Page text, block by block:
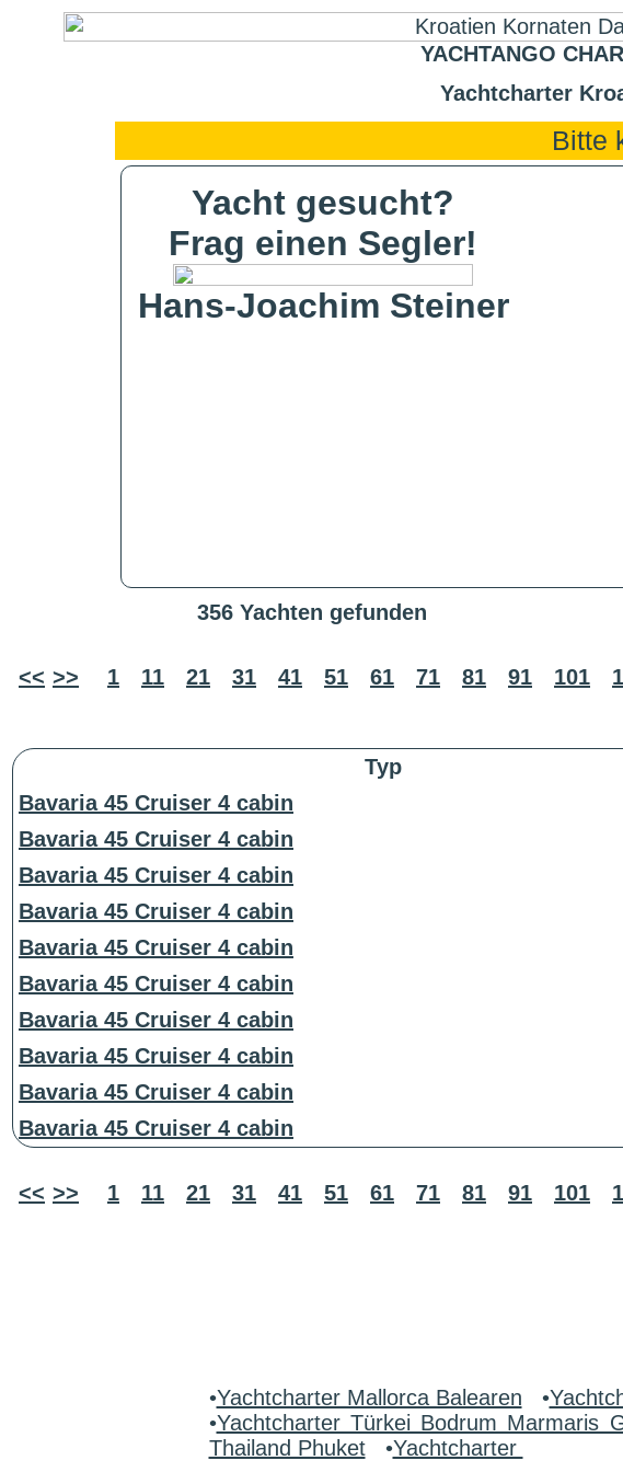
YACHTANGO
Yachtcharter
Bitte
Yacht gesucht?
Frag einen Segler!
Hans-Joachim Steiner
356 Yachten gefunden
<< >> 1 11 21 31 41 51 61 71 81 91 101
Typ
Bavaria 45 Cruiser 4 cabin
Bavaria 45 Cruiser 4 cabin
Bavaria 45 Cruiser 4 cabin
Bavaria 45 Cruiser 4 cabin
Bavaria 45 Cruiser 4 cabin
Bavaria 45 Cruiser 4 cabin
Bavaria 45 Cruiser 4 cabin
Bavaria 45 Cruiser 4 cabin
Bavaria 45 Cruiser 4 cabin
Bavaria 45 Cruiser 4 cabin
<< >> 1 11 21 31 41 51 61 71 81 91 101
•Yachtcharter Mallorca Balearen •
•Yachtcharter Türkei Bodrum Marmaris
Thailand Phuket•Yachtcharter